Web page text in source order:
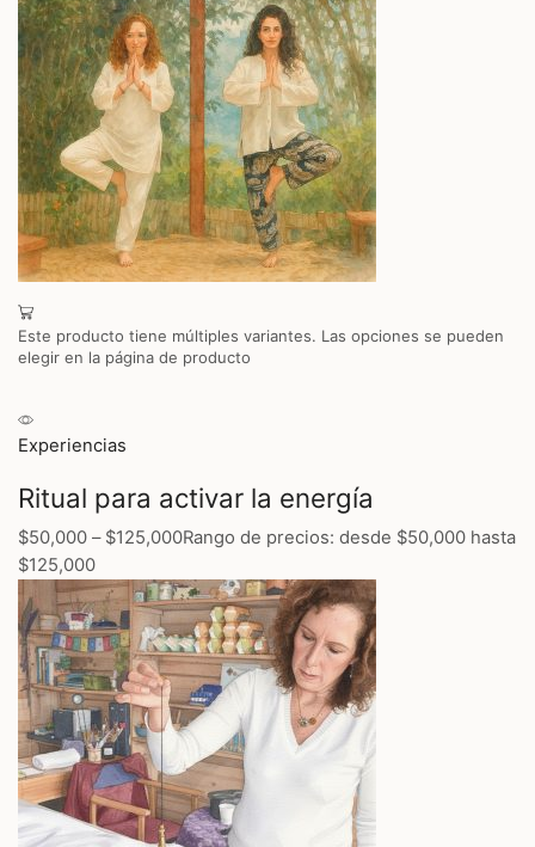
Este producto tiene múltiples variantes. Las opciones se pueden
elegir en la página de producto
Experiencias
Ritual para activar la energía
$50,000 – $125,000Rango de precios: desde $50,000 hasta
$125,000